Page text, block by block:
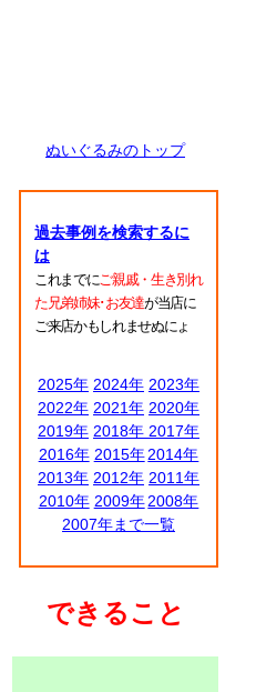
ぬいぐるみのトップ
過去事例を検索するに
は
これまでにご親戚・生き別れ
た兄弟姉妹･お友達が当店に
ご来店かもしれませぬにょ
2025年 2024年 2023年
2022年 2021年 2020年
2019年 2018年 2017年
2016年 2015年 2014年
2013年 2012年 2011年
2010年 2009年 2008年
2007年まで一覧
できること